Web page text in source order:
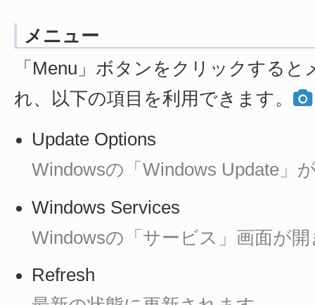
メニュー
「Menu」ボタンをクリックすると
れ、以下の項目を利用できます。
Update Options
Windowsの「Windows Update」
Windows Services
Windowsの「サービス」画面が
Refresh